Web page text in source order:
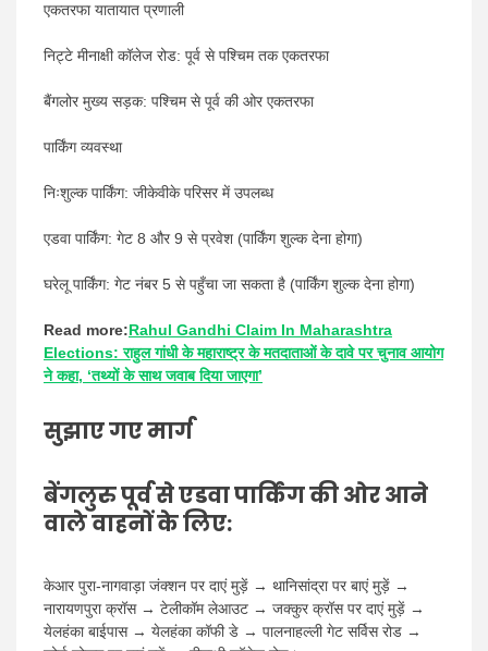
एकतरफा यातायात प्रणाली
निट्टे मीनाक्षी कॉलेज रोड: पूर्व से पश्चिम तक एकतरफा
बैंगलोर मुख्य सड़क: पश्चिम से पूर्व की ओर एकतरफा
पार्किंग व्यवस्था
निःशुल्क पार्किंग: जीकेवीके परिसर में उपलब्ध
एडवा पार्किंग: गेट 8 और 9 से प्रवेश (पार्किंग शुल्क देना होगा)
घरेलू पार्किंग: गेट नंबर 5 से पहुँचा जा सकता है (पार्किंग शुल्क देना होगा)
Read more:Rahul Gandhi Claim In Maharashtra
Elections: राहुल गांधी के महाराष्ट्र के मतदाताओं के दावे पर चुनाव आयोग
ने कहा, ‘तथ्यों के साथ जवाब दिया जाएगा’
सुझाए गए मार्ग
बेंगलुरु पूर्व से एडवा पार्किंग की ओर आने
वाले वाहनों के लिए:
केआर पुरा-नागवाड़ा जंक्शन पर दाएं मुड़ें → थानिसांद्रा पर बाएं मुड़ें →
नारायणपुरा क्रॉस → टेलीकॉम लेआउट → जक्कुर क्रॉस पर दाएं मुड़ें →
येलहंका बाईपास → येलहंका कॉफी डे → पालनाहल्ली गेट सर्विस रोड →